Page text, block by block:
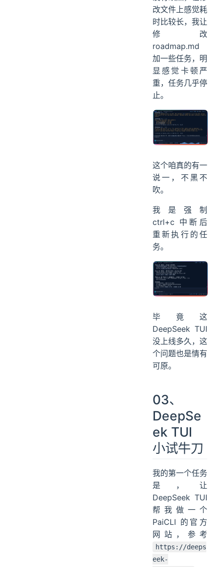
不过也不是完全
没有缺点，在修
改文件上感觉耗
时比较长，我让
修改
roadmap.md
加一些任务，明
显感觉卡顿严
重，任务几乎停
止。
这个咱真的有一
说一，不黑不
吹。
我是强制
ctrl+c 中断后
重新执行的任
务。
毕竟这
DeepSeek TUI
个问题也是情有
可原。
03、
DeepSe
ek TUI
小试牛刀
我的第一个任务
是，让
DeepSeek TUI
帮我做一个
PaiCLI 的官方